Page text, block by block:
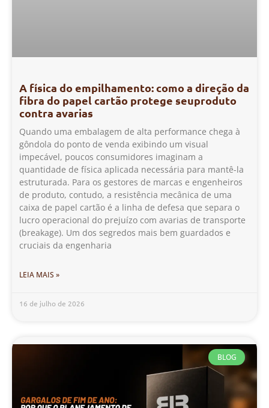
A física do empilhamento: como a direção da
fibra do papel cartão protege seuproduto
contra avarias
Quando uma embalagem de alta performance chega à
gôndola do ponto de venda exibindo um visual
impecável, poucos consumidores imaginam a
quantidade de física aplicada necessária para mantê-la
estruturada. Para os gestores de marcas e engenheiros
de produto, contudo, a resistência mecânica de uma
caixa de papel cartão é a linha de defesa que separa o
lucro operacional do prejuízo com avarias de transporte
(breakage). Um dos segredos mais bem guardados e
cruciais da engenharia
LEIA MAIS »
16 de julho de 2026
BLOG